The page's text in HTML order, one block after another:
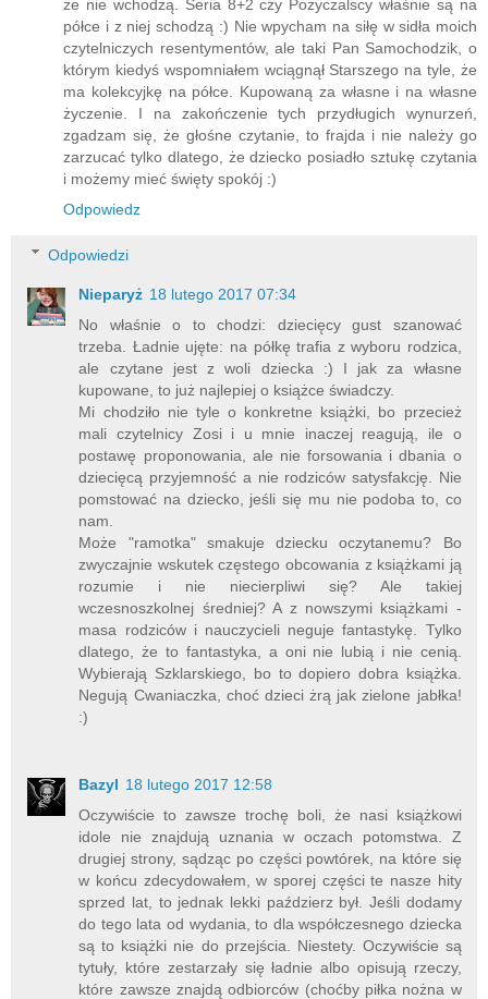
że nie wchodzą. Seria 8+2 czy Pożyczalscy właśnie są na
półce i z niej schodzą :) Nie wpycham na siłę w sidła moich
czytelniczych resentymentów, ale taki Pan Samochodzik, o
którym kiedyś wspomniałem wciągnął Starszego na tyle, że
ma kolekcyjkę na półce. Kupowaną za własne i na własne
życzenie. I na zakończenie tych przydługich wynurzeń,
zgadzam się, że głośne czytanie, to frajda i nie należy go
zarzucać tylko dlatego, że dziecko posiadło sztukę czytania
i możemy mieć święty spokój :)
Odpowiedz
Odpowiedzi
Nieparyż 18 lutego 2017 07:34
No właśnie o to chodzi: dziecięcy gust szanować
trzeba. Ładnie ujęte: na półkę trafia z wyboru rodzica,
ale czytane jest z woli dziecka :) I jak za własne
kupowane, to już najlepiej o książce świadczy.
Mi chodziło nie tyle o konkretne książki, bo przecież
mali czytelnicy Zosi i u mnie inaczej reagują, ile o
postawę proponowania, ale nie forsowania i dbania o
dziecięcą przyjemność a nie rodziców satysfakcję. Nie
pomstować na dziecko, jeśli się mu nie podoba to, co
nam.
Może "ramotka" smakuje dziecku oczytanemu? Bo
zwyczajnie wskutek częstego obcowania z książkami ją
rozumie i nie niecierpliwi się? Ale takiej
wczesnoszkolnej średniej? A z nowszymi książkami -
masa rodziców i nauczycieli neguje fantastykę. Tylko
dlatego, że to fantastyka, a oni nie lubią i nie cenią.
Wybierają Szklarskiego, bo to dopiero dobra książka.
Negują Cwaniaczka, choć dzieci żrą jak zielone jabłka!
:)
Bazyl 18 lutego 2017 12:58
Oczywiście to zawsze trochę boli, że nasi książkowi
idole nie znajdują uznania w oczach potomstwa. Z
drugiej strony, sądząc po części powtórek, na które się
w końcu zdecydowałem, w sporej części te nasze hity
sprzed lat, to jednak lekki paździerz był. Jeśli dodamy
do tego lata od wydania, to dla współczesnego dziecka
są to książki nie do przejścia. Niestety. Oczywiście są
tytuły, które zestarzały się ładnie albo opisują rzeczy,
które zawsze znajdą odbiorców (choćby piłka nożna w